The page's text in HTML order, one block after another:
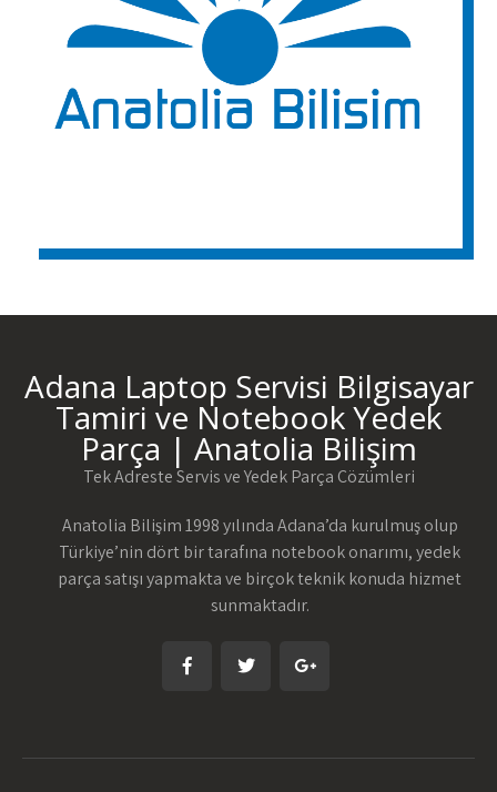
Adana Laptop Servisi Bilgisayar
Tamiri ve Notebook Yedek
Parça | Anatolia Bilişim
Tek Adreste Servis ve Yedek Parça Çözümleri
Anatolia Bilişim 1998 yılında Adana’da kurulmuş olup
Türkiye’nin dört bir tarafına notebook onarımı, yedek
parça satışı yapmakta ve birçok teknik konuda hizmet
sunmaktadır.